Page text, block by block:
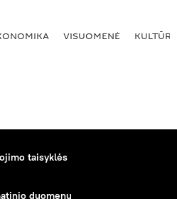
VISUOMENĖ KULTŪRA
taisyklės
duomenų